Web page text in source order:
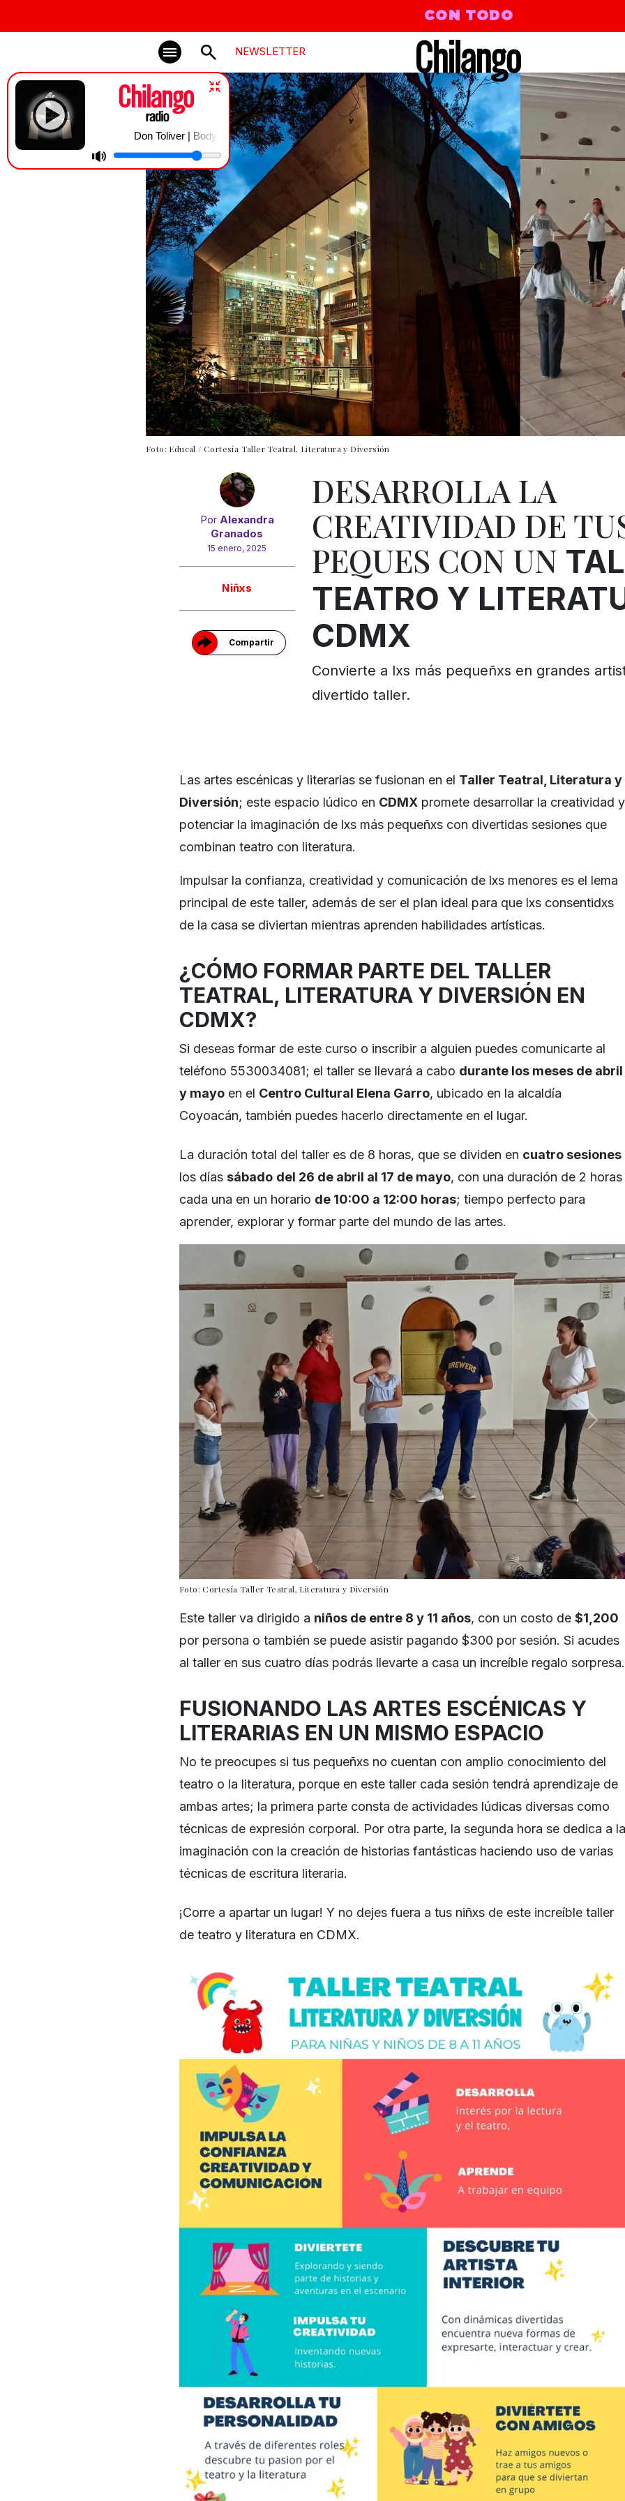
CON TODO
NEWSLETTER
Don Toliver | Body
Foto: Educal / Cortesía Taller Teatral, Literatura y Diversión
Por Alexandra
Granados
15 enero, 2025
Niñxs
Compartir
DESARROLLA LA
CREATIVIDAD DE
PEQUES CON UN
TEATRO Y
CDMX
Convierte a lxs más pequeñxs en grandes
divertido taller.
Las artes escénicas y literarias se fusionan en el Taller Teatral, Literatura y
Diversión; este espacio lúdico en CDMX promete desarrollar la creatividad y
potenciar la imaginación de lxs más pequeñxs con divertidas sesiones que
combinan teatro con literatura.
Impulsar la confianza, creatividad y comunicación de lxs menores es el lema
principal de este taller, además de ser el plan ideal para que lxs consentidxs
de la casa se diviertan mientras aprenden habilidades artísticas.
¿CÓMO FORMAR PARTE DEL TALLER
TEATRAL, LITERATURA Y DIVERSIÓN EN
CDMX?
Si deseas formar de este curso o inscribir a alguien puedes comunicarte al
teléfono 5530034081; el taller se llevará a cabo durante los meses de abril
y mayo en el Centro Cultural Elena Garro, ubicado en la alcaldía
Coyoacán, también puedes hacerlo directamente en el lugar.
La duración total del taller es de 8 horas, que se dividen en cuatro sesiones
los días sábado del 26 de abril al 17 de mayo, con una duración de 2 horas
cada una en un horario de 10:00 a 12:00 horas; tiempo perfecto para
aprender, explorar y formar parte del mundo de las artes.
Foto: Cortesía Taller Teatral, Literatura y Diversión
Este taller va dirigido a niños de entre 8 y 11 años, con un costo de $1,200
por persona o también se puede asistir pagando $300 por sesión. Si acudes
al taller en sus cuatro días podrás llevarte a casa un increíble regalo sorpresa.
FUSIONANDO LAS ARTES ESCÉNICAS Y
LITERARIAS EN UN MISMO ESPACIO
No te preocupes si tus pequeñxs no cuentan con amplio conocimiento del
teatro o la literatura, porque en este taller cada sesión tendrá aprendizaje de
ambas artes; la primera parte consta de actividades lúdicas diversas como
técnicas de expresión corporal. Por otra parte, la segunda hora se dedica a la
imaginación con la creación de historias fantásticas haciendo uso de varias
técnicas de escritura literaria.
¡Corre a apartar un lugar! Y no dejes fuera a tus niñxs de este increíble taller
de teatro y literatura en CDMX.